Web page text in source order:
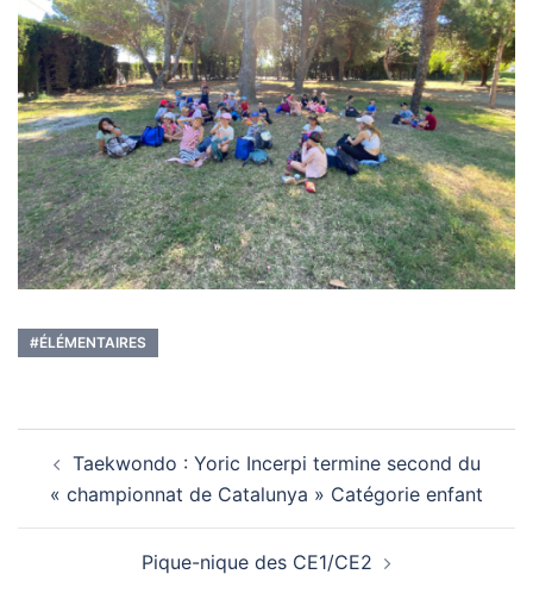
#ÉLÉMENTAIRES
d’article
Taekwondo : Yoric Incerpi termine second du
« championnat de Catalunya » Catégorie enfant
Pique-nique des CE1/CE2